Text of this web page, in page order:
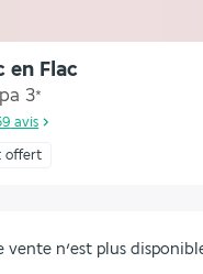
en Flac
3*
avis
offert
vente n’est plus